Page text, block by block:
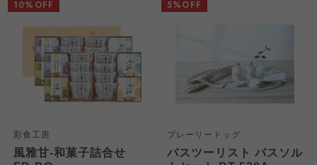
彩食工房
風雅甘-和菓子詰合せ
10%OFF
プレーリードッグ
バスツーリスト バスソル
5%OFF